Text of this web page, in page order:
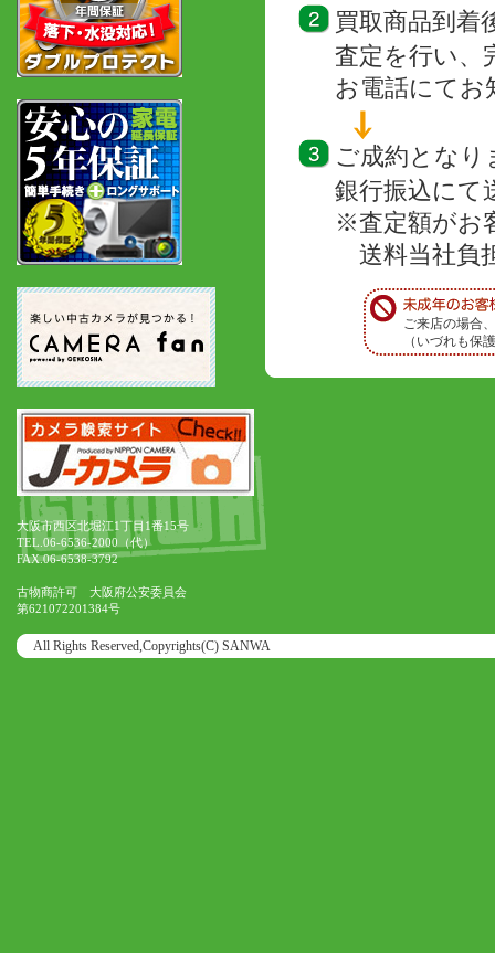
買取商品到着
査定を行い、
お電話にてお
ご成約となり
銀行振込にて
※査定額がお
送料当社負
ご来店の場合
（いづれも保
大阪市西区北堀江1丁目1番15号
TEL.06-6536-2000（代）
FAX.06-6538-3792
古物商許可 大阪府公安委員会
第621072201384号
All Rights Reserved,Copyrights(C) SANWA